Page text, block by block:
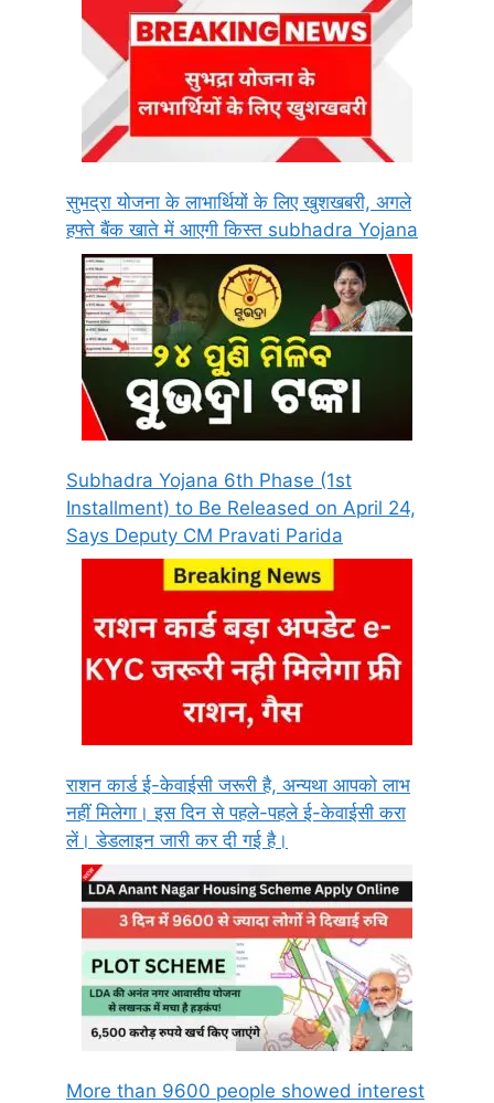
सुभद्रा योजना के लाभार्थियों के लिए खुशखबरी, अगले
हफ्ते बैंक खाते में आएगी किस्त subhadra Yojana
Subhadra Yojana 6th Phase (1st
Installment) to Be Released on April 24,
Says Deputy CM Pravati Parida
राशन कार्ड ई-केवाईसी जरूरी है, अन्यथा आपको लाभ
नहीं मिलेगा। इस दिन से पहले-पहले ई-केवाईसी करा
लें। डेडलाइन जारी कर दी गई है।
More than 9600 people showed interest